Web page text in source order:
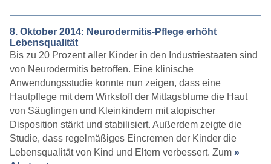
8. Oktober 2014: Neurodermitis-Pflege erhöht
Lebensqualität
Bis zu 20 Prozent aller Kinder in den Industriestaaten sind
von Neurodermitis betroffen. Eine klinische
Anwendungsstudie konnte nun zeigen, dass eine
Hautpflege mit dem Wirkstoff der Mittagsblume die Haut
von Säuglingen und Kleinkindern mit atopischer
Disposition stärkt und stabilisiert. Außerdem zeigte die
Studie, dass regelmäßiges Eincremen der Kinder die
Lebensqualität von Kind und Eltern verbessert. Zum»